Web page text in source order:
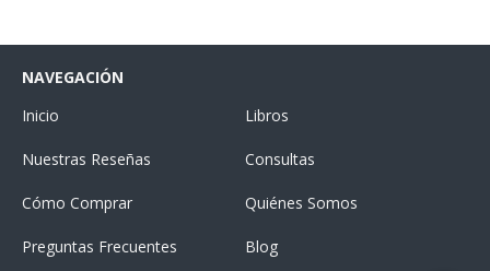
NAVEGACIÓN
Inicio
Libros
Nuestras Reseñas Consultas
Cómo Comprar Quiénes Somos
Preguntas Frecuentes Blog